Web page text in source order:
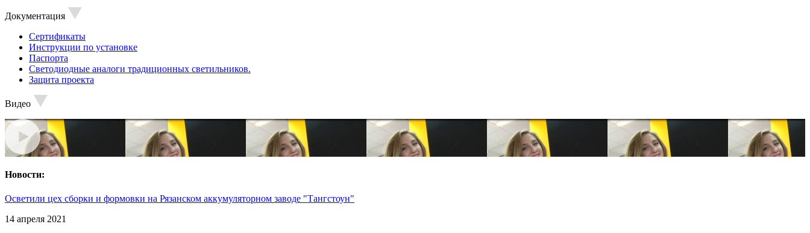
Документация
Сертификаты
Инструкции по установке
Паспорта
Светодиодные аналоги традиционных светильников.
Защита проекта
Видео
Новости:
Осветили цех сборки и формовки на Рязанском аккумуляторном заводе "Тангстоун"
14 апреля 2021